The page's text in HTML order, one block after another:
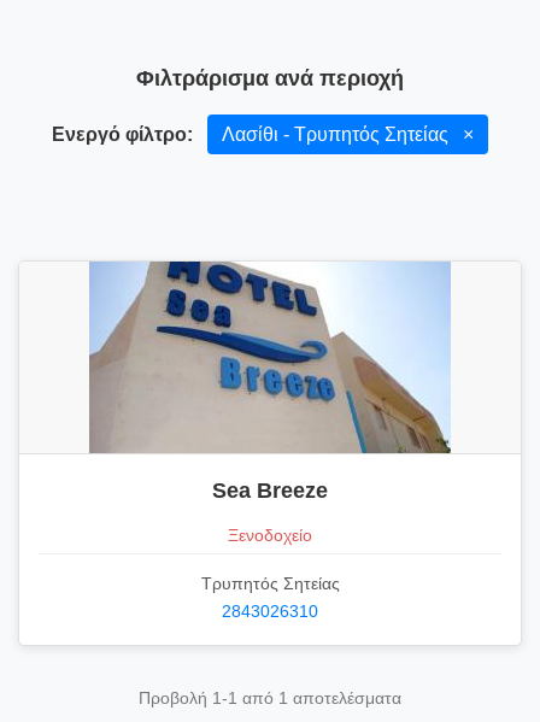
Φιλτράρισμα ανά περιοχή
Ενεργό φίλτρο: Λασίθι - Τρυπητός Σητείας ×
Sea Breeze
Ξενοδοχείο
Τρυπητός Σητείας
2843026310
Προβολή 1-1 από 1 αποτελέσματα